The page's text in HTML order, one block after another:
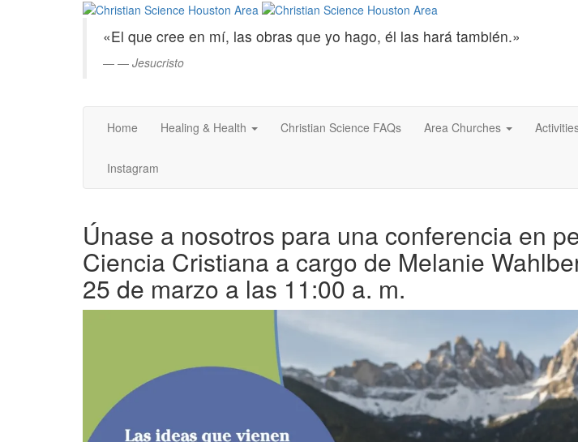
Christian
Science
Houston
Area
«El que cree en mí, las obras que yo hago, él las hará también.»
— Jesucristo
Home Healing & Health Christian Science FAQs Area Churches
Instagram
Únase a nosotros para una conferencia en
Ciencia Cristiana a cargo de Melanie
25 de marzo a las 11:00 a. m.